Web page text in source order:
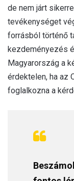
de nem járt
tevékenységet
forrásból történő
kezdeményezés
Magyarország a
érdektelen, ha az
foglalkozna a